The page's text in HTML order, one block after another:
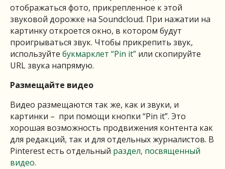
отображаться фото, прикрепленное к этой
звуковой дорожке на Soundcloud. При нажатии на
картинку откроется окно, в котором будут
проигрываться звук. Чтобы прикрепить звук,
используйте букмарклет “Pin it” или скопируйте
URL звука напрямую.
Размещайте видео
Видео размещаются так же, как и звуки, и
картинки – при помощи кнопки “Pin it”. Это
хорошая возможность продвижения контента как
для редакций, так и для отдельных журналистов. В
Pinterest есть отдельный раздел, посвященный
видео.